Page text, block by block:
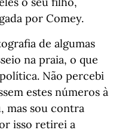
por Comey.
de algumas
na praia, o que
Não percebi
estes números à
mas sou contra
isso retirei a